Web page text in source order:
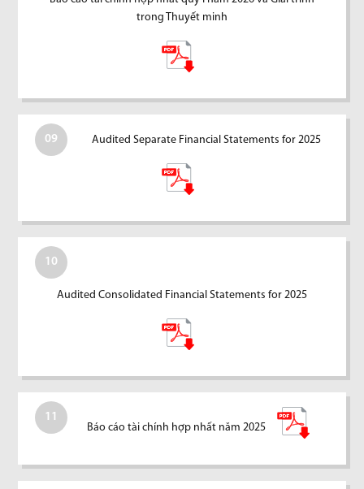
trong Thuyết minh
09 Audited Separate Financial Statements for 2025
10
Audited Consolidated Financial Statements for 2025
11
Báo cáo tài chính hợp nhất năm 2025